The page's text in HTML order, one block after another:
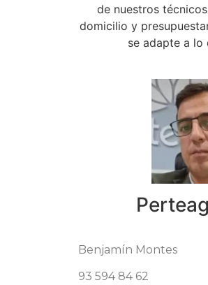
de nuestros
domicilio y
se adapte a lo
Benjamín Montes
93 594 84 62